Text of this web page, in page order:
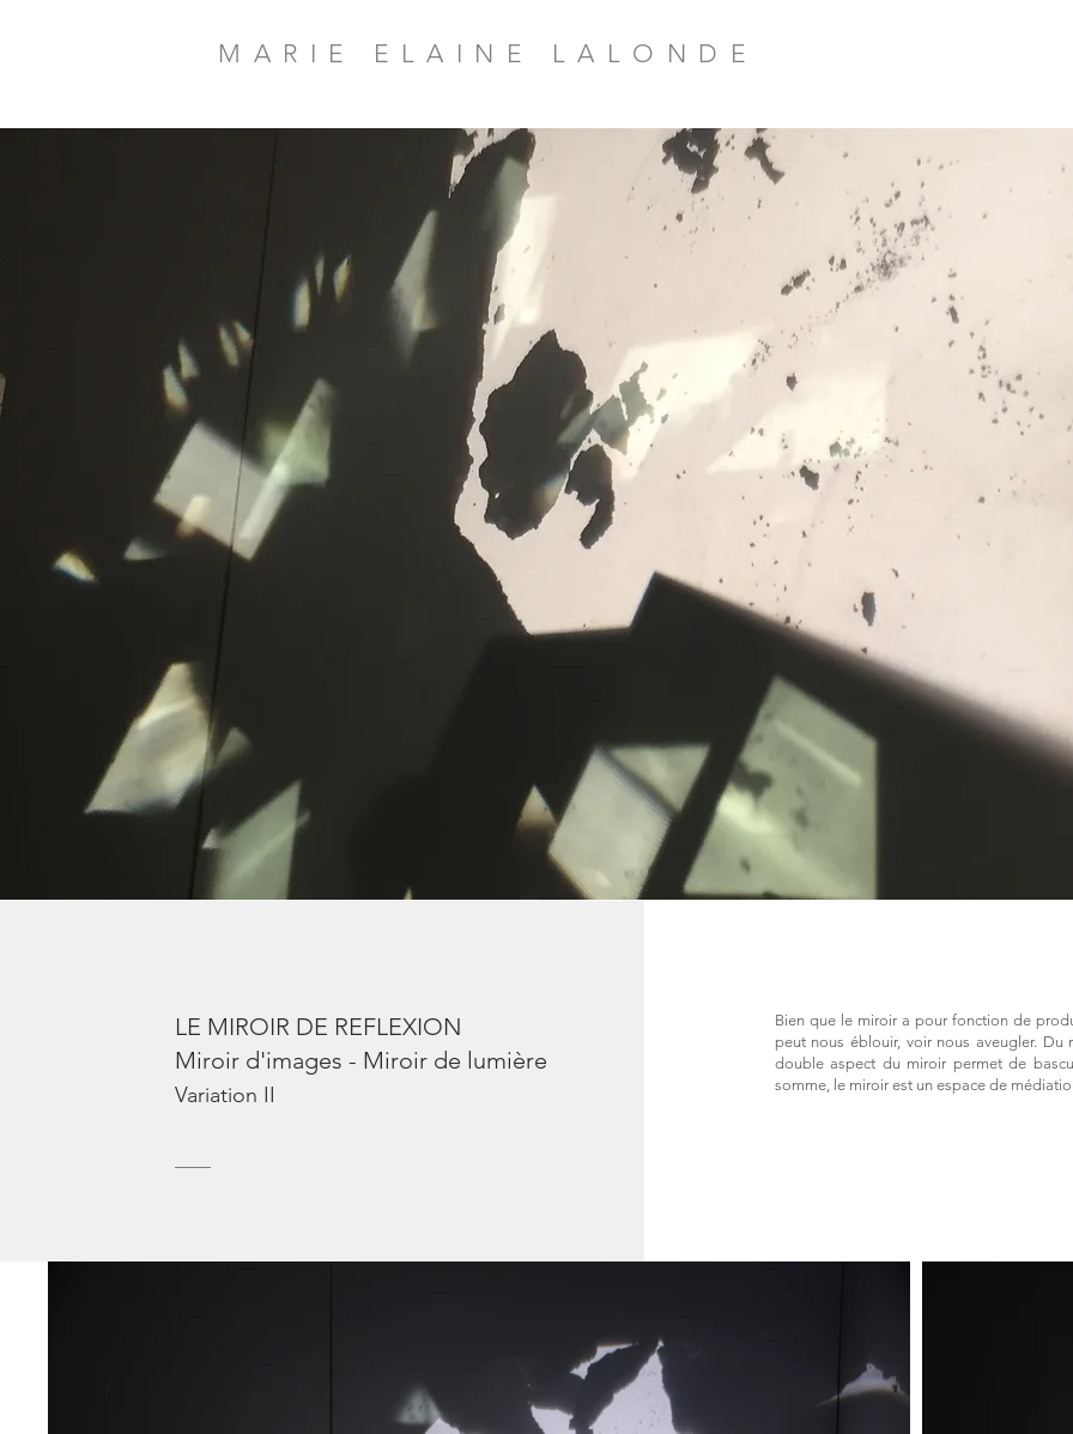
MARIE ELAINE LALONDE
LE MIROIR DE REFLEXION
Miroir d'images - Miroir de lumière
Variation II
Bien que le miroir a pour fonction de
peut nous éblouir, voir nous aveugler. Du
double aspect du miroir permet de
somme, le miroir est un espace de